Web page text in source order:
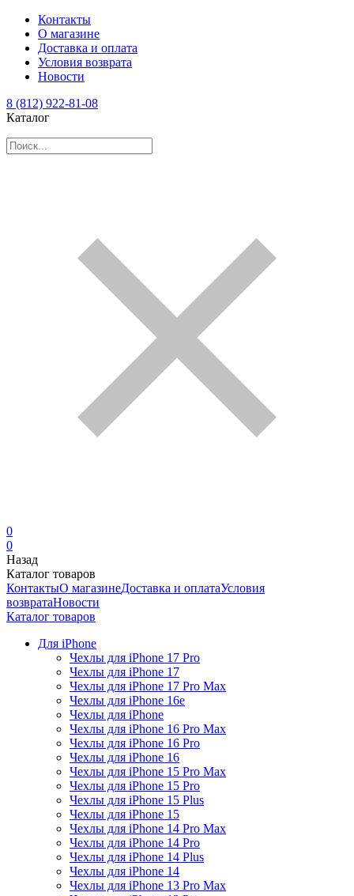
Контакты
О магазине
Доставка и оплата
Условия возврата
Новости
8 (812) 922-81-08
Каталог
0
0
Назад
Каталог товаров
КонтактыО магазинеДоставка и оплатаУсловия
возвратаНовости
Каталог товаров
Для iPhone
Чехлы для iPhone 17 Pro
Чехлы для iPhone 17
Чехлы для iPhone 17 Pro Max
Чехлы для iPhone 16e
Чехлы для iPhone
Чехлы для iPhone 16 Pro Max
Чехлы для iPhone 16 Pro
Чехлы для iPhone 16
Чехлы для iPhone 15 Pro Max
Чехлы для iPhone 15 Pro
Чехлы для iPhone 15 Plus
Чехлы для iPhone 15
Чехлы для iPhone 14 Pro Max
Чехлы для iPhone 14 Pro
Чехлы для iPhone 14 Plus
Чехлы для iPhone 14
Чехлы для iPhone 13 Pro Max